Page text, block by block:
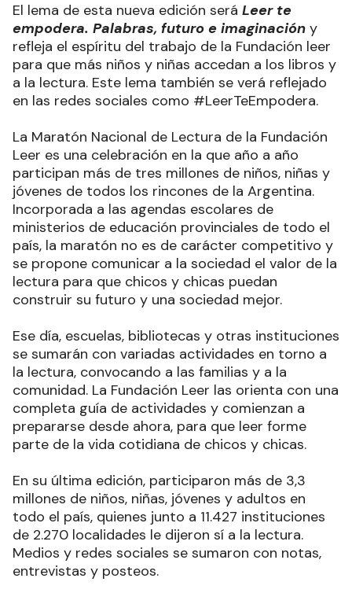
El lema de esta nueva edición será Leer te
empodera. Palabras, futuro e imaginación y
refleja el espíritu del trabajo de la Fundación leer
para que más niños y niñas accedan a los libros y
a la lectura. Este lema también se verá reflejado
en las redes sociales como #LeerTeEmpodera.
La Maratón Nacional de Lectura de la Fundación
Leer es una celebración en la que año a año
participan más de tres millones de niños, niñas y
jóvenes de todos los rincones de la Argentina.
Incorporada a las agendas escolares de
ministerios de educación provinciales de todo el
país, la maratón no es de carácter competitivo y
se propone comunicar a la sociedad el valor de la
lectura para que chicos y chicas puedan
construir su futuro y una sociedad mejor.
Ese día, escuelas, bibliotecas y otras instituciones
se sumarán con variadas actividades en torno a
la lectura, convocando a las familias y a la
comunidad. La Fundación Leer las orienta con una
completa guía de actividades y comienzan a
prepararse desde ahora, para que leer forme
parte de la vida cotidiana de chicos y chicas.
En su última edición, participaron más de 3,3
millones de niños, niñas, jóvenes y adultos en
todo el país, quienes junto a 11.427 instituciones
de 2.270 localidades le dijeron sí a la lectura.
Medios y redes sociales se sumaron con notas,
entrevistas y posteos.